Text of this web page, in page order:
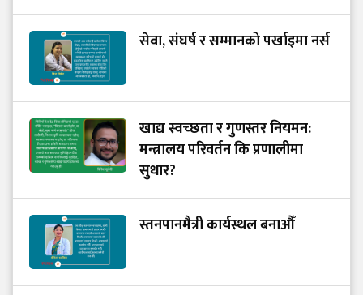
सेवा, संघर्ष र सम्मानको पर्खाइमा नर्स
खाद्य स्वच्छता र गुणस्तर नियमन:
मन्त्रालय परिवर्तन कि प्रणालीमा
सुधार?
स्तनपानमैत्री कार्यस्थल बनाऔँ